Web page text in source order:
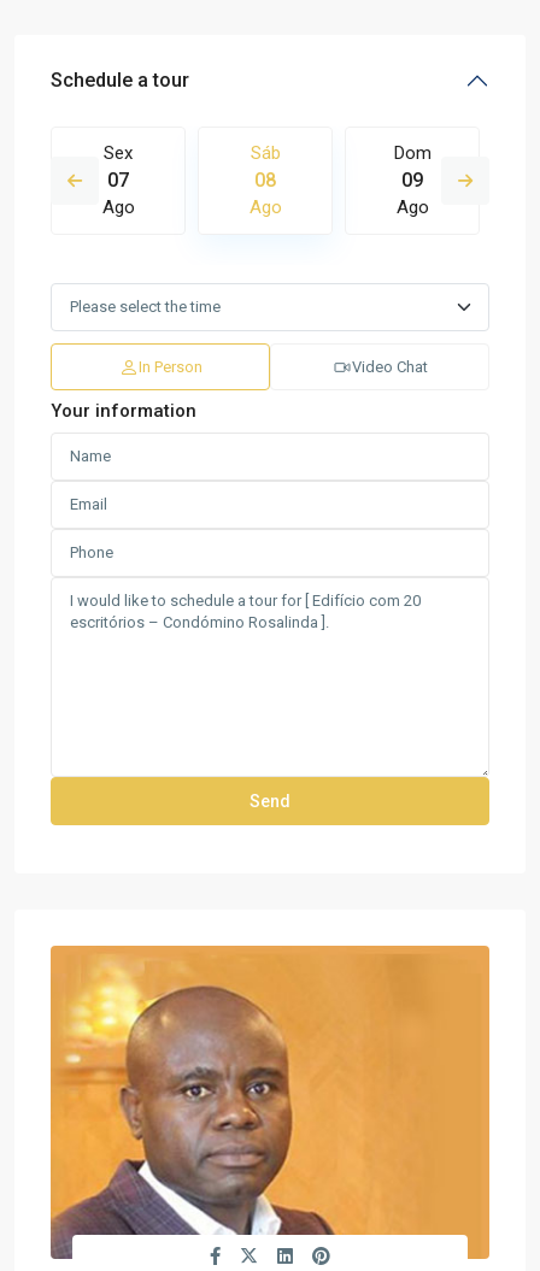
Schedule a tour
Sex
07
Ago
Sáb
08
Ago
Dom
09
Ago
In Person Video Chat
Your information